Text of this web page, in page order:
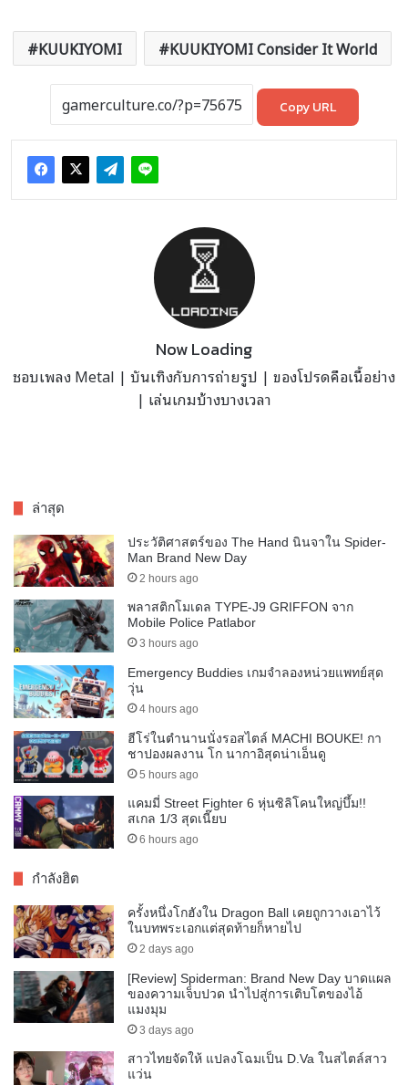
KUUKIYOMI KUUKIYOMI Consider It World
Copy URL
Now Loading
ชอบเพลง Metal | บันเทิงกับการถ่ายรูป | ของโปรดคือเนื้อย่าง
| เล่นเกมบ้างบางเวลา
ล่าสุด
ประวัติศาสตร์ของ The Hand นินจาใน Spider-
Man Brand New Day
2 hours ago
พลาสติกโมเดล TYPE-J9 GRIFFON จาก
Mobile Police Patlabor
3 hours ago
Emergency Buddies เกมจำลองหน่วยแพทย์สุด
วุ่น
4 hours ago
ฮีโร่ในตำนานนั่งรอสไตล์ MACHI BOUKE! กา
ชาปองผลงาน โก นากาอิสุดน่าเอ็นดู
5 hours ago
แคมมี่ Street Fighter 6 หุ่นซิลิโคนใหญ่บึ้ม!!
สเกล 1/3 สุดเนี๊ยบ
6 hours ago
กำลังฮิต
ครั้งหนึ่งโกฮังใน Dragon Ball เคยถูกวางเอาไว้
ในบทพระเอกแต่สุดท้ายก็หายไป
2 days ago
[Review] Spiderman: Brand New Day บาดแผล
ของความเจ็บปวด นำไปสู่การเติบโตของไอ้
แมงมุม
3 days ago
สาวไทยจัดให้ แปลงโฉมเป็น D.Va ในสไตล์สาว
แว่น